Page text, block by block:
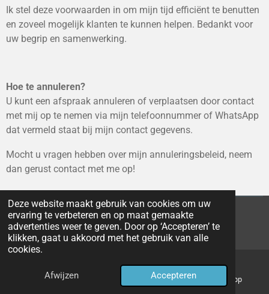
Deze website maakt gebruik van cookies om uw
ervaring te verbeteren en op maat gemaakte
advertenties weer te geven. Door op ‘Accepteren’ te
klikken, gaat u akkoord met het gebruik van alle
cookies.
Afwijzen Accepteren
Ik stel deze voorwaarden in om mijn tijd efficiënt te benutten
en zoveel mogelijk klanten te kunnen helpen. Bedankt voor
uw begrip en samenwerking.
Hoe te annuleren?
U kunt een afspraak annuleren of verplaatsen door contact
met mij op te nemen via mijn telefoonnummer of WhatsApp
dat vermeld staat bij mijn contact gegevens.
Mocht u vragen hebben over mijn annuleringsbeleid, neem
dan gerust contact met me op!
© 2024 - 2026 Skon opgeruimd
Powered byJouwWeb
E-mailadres Telefoonnummer WhatsApp